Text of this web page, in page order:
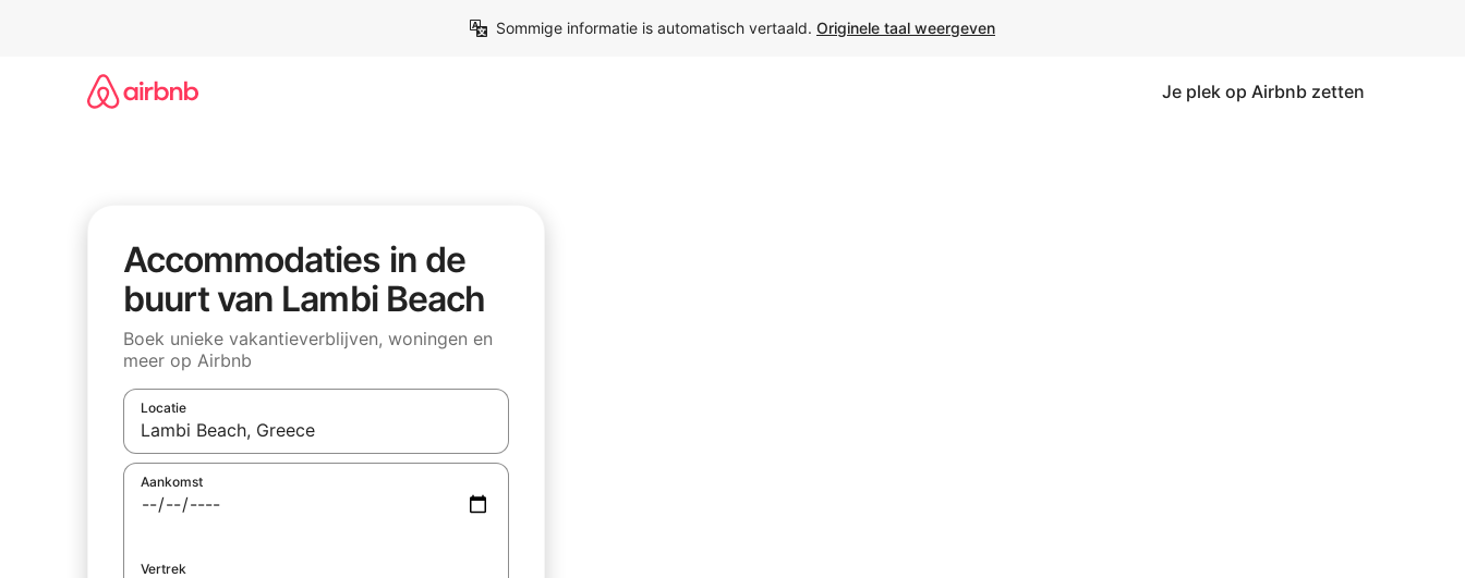
Sommige informatie is automatisch vertaald. Originele taal weergeven
Je plek op Airbnb zetten
Accommodaties in de
buurt van Lambi Beach
Boek unieke vakantieverblijven, woningen en
meer op Airbnb
Locatie
Wanneer er resultaten beschikbaar zijn, maak je een keuze met je de pijltjestoetsen omhoog en omlaag, óf door te tikken of swipen.
Aankomst
Vertrek